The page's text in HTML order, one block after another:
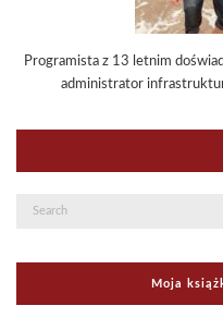
Programista z 13 letnim
administrator
Search
Moja